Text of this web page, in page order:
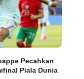
Pecahkan
Piala Dunia